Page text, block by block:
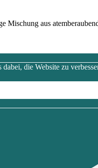
Mischung a‬us
die Website zu